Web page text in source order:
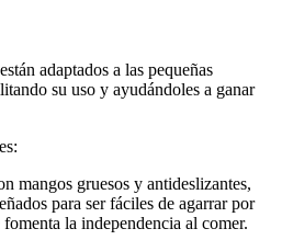
adaptados a las pequeñas
su uso y ayudándoles a ganar
mangos gruesos y antideslizantes,
para ser fáciles de agarrar por
la independencia al comer.